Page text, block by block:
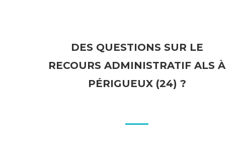
DES QUESTIONS SUR LE
RECOURS ADMINISTRATIF ALS À
PÉRIGUEUX (24) ?